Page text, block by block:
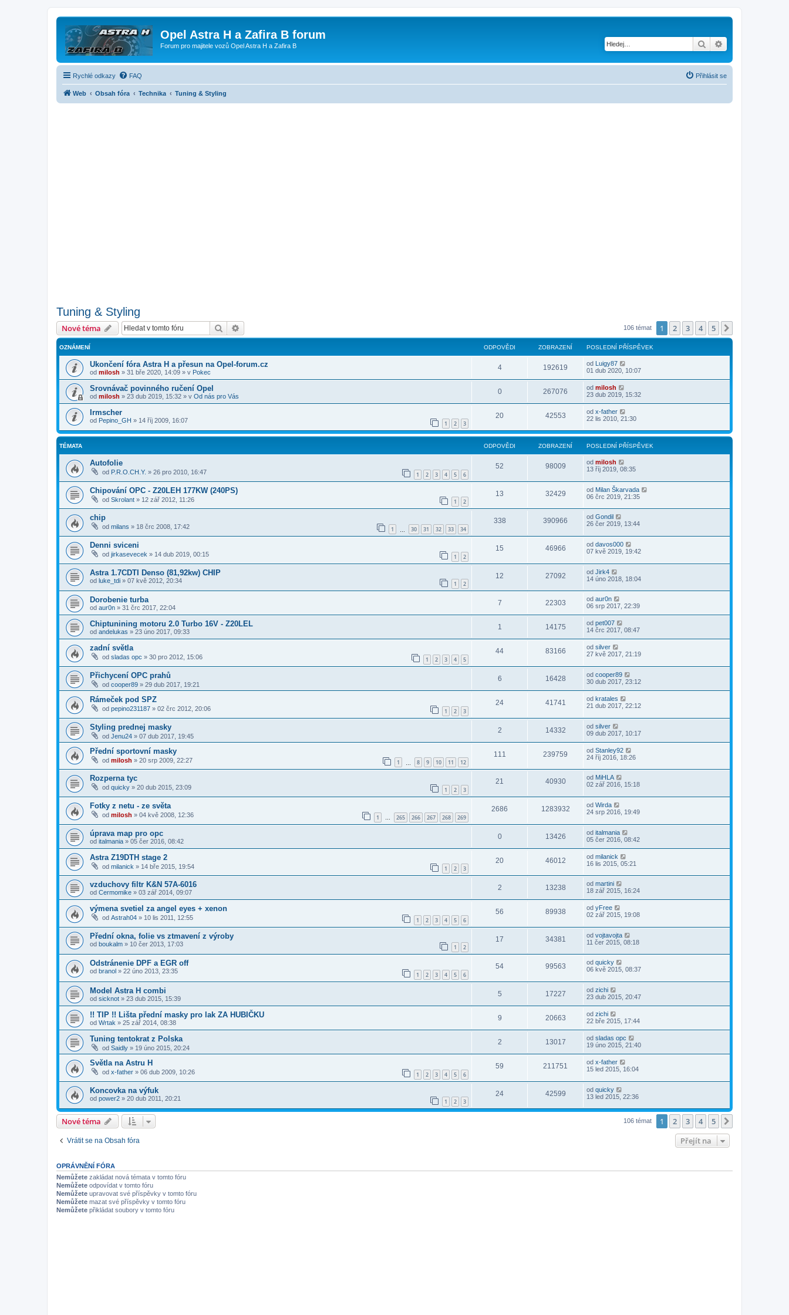
Opel Astra H a Zafira B forum
Forum pro majitele vozů Opel Astra H a Zafira B Hledat
Rychlé odkazy FAQ Přihlásit se
Web Obsah fóra Technika Tuning & Styling
Tuning & Styling
Nové téma Hledat 106 témat 1 2 3 4 5
OZNÁMENÍ ODPOVĚDI ZOBRAZENÍ POSLEDNÍ PŘÍSPĚVEK
Ukončení fóra Astra H a přesun na Opel-forum.cz
od milosh » 31 bře 2020, 14:09 » v Pokec
4 192619 od Luigy87
01 dub 2020, 10:07
Srovnávač povinného ručení Opel
od milosh » 23 dub 2019, 15:32 » v Od nás pro Vás
0 267076 od milosh
23 dub 2019, 15:32
Irmscher
od Pepino_GH » 14 říj 2009, 16:07 1 2 3
20 42553 od x-father
22 lis 2010, 21:30
TÉMATA ODPOVĚDI ZOBRAZENÍ POSLEDNÍ PŘÍSPĚVEK
Autofolie
od P.R.O.CH.Y. » 26 pro 2010, 16:47 1 2 3 4 5 6
52 98009 od milosh
13 říj 2019, 08:35
Chipování OPC - Z20LEH 177KW (240PS)
od Skrolant » 12 zář 2012, 11:26 1 2
13 32429 od Milan Škarvada
06 črc 2019, 21:35
chip
od milans » 18 črc 2008, 17:42 1 30 31 32 33 34
338 390966 od Gondil
26 čer 2019, 13:44
Denni sviceni
od jirkasevecek » 14 dub 2019, 00:15 1 2
15 46966 od davos000
07 kvě 2019, 19:42
Astra 1.7CDTI Denso (81,92kw) CHIP
od luke_tdi » 07 kvě 2012, 20:34 1 2
12 27092 od Jirk4
14 úno 2018, 18:04
Dorobenie turba
od aur0n » 31 črc 2017, 22:04
7 22303 od aur0n
06 srp 2017, 22:39
Chiptunining motoru 2.0 Turbo 16V - Z20LEL
od andelukas » 23 úno 2017, 09:33
1 14175 od pet007
14 črc 2017, 08:47
zadní světla
od sladas opc » 30 pro 2012, 15:06 1 2 3 4 5
44 83166 od silver
27 kvě 2017, 21:19
Přichycení OPC prahů
od cooper89 » 29 dub 2017, 19:21
6 16428 od cooper89
30 dub 2017, 23:12
Rámeček pod SPZ
od pepino231187 » 02 črc 2012, 20:06 1 2 3
24 41741 od kratales
21 dub 2017, 22:12
Styling prednej masky
od Jenu24 » 07 dub 2017, 19:45
2 14332 od silver
09 dub 2017, 10:17
Přední sportovní masky
od milosh » 20 srp 2009, 22:27 1 8 9 10 11 12
111 239759 od Stanley92
24 říj 2016, 18:26
Rozperna tyc
od quicky » 20 dub 2015, 23:09 1 2 3
21 40930 od MiHLA
02 zář 2016, 15:18
Fotky z netu - ze světa
od milosh » 04 kvě 2008, 12:36 1 … 265 266 267 268 269
2686 1283932 od Wirda
24 srp 2016, 19:49
úprava map pro opc
od italmania » 05 čer 2016, 08:42
0 13426 od italmania
05 čer 2016, 08:42
Astra Z19DTH stage 2
od milanick » 14 bře 2015, 19:54 1 2 3
20 46012 od milanick
16 lis 2015, 05:21
vzduchovy filtr K&N 57A-6016
od Cermomike » 03 zář 2014, 09:07
2 13238 od martini
18 zář 2015, 16:24
výmena svetiel za angel eyes + xenon
od Astrah04 » 10 lis 2011, 12:55 1 2 3 4 5 6
56 89938 od yFree
02 zář 2015, 19:08
Přední okna, folie vs ztmavení z výroby
od boukalm » 10 čer 2013, 17:03 1 2
17 34381 od vojtavojta
11 čer 2015, 08:18
Odstránenie DPF a EGR off
od branol » 22 úno 2013, 23:35 1 2 3 4 5 6
54 99563 od quicky
06 kvě 2015, 08:37
Model Astra H combi
od sicknot » 23 dub 2015, 15:39
5 17227 od zichi
23 dub 2015, 20:47
!! TIP !! Lišta přední masky pro lak ZA HUBIČKU
od Wrtak » 25 zář 2014, 08:38
9 20663 od zichi
22 bře 2015, 17:44
Tuning tentokrat z Polska
od Saidly » 19 úno 2015, 20:24
2 13017 od sladas opc
19 úno 2015, 21:40
Světla na Astru H
od x-father » 06 dub 2009, 10:26 1 2 3 4 5 6
59 211751 od x-father
15 led 2015, 16:04
Koncovka na výfuk
od power2 » 20 dub 2011, 20:21 1 2 3
24 42599 od quicky
13 led 2015, 22:36
Nové téma 106 témat 1 2 3 4 5
Vrátit se na Obsah fóra Přejít na
OPRÁVNĚNÍ FÓRA
Nemůžete zakládat nová témata v tomto fóru
Nemůžete odpovídat v tomto fóru
Nemůžete upravovat své příspěvky v tomto fóru
Nemůžete mazat své příspěvky v tomto fóru
Nemůžete přikládat soubory v tomto fóru